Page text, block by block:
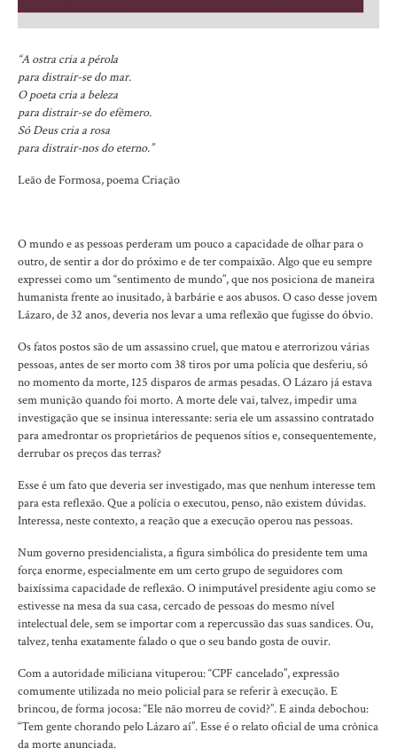
“A ostra cria a pérola
para distrair-se do mar.
O poeta cria a beleza
para distrair-se do efêmero.
Só Deus cria a rosa
para distrair-nos do eterno.”
Leão de Formosa, poema Criação
O mundo e as pessoas perderam um pouco a capacidade de olhar para o
outro, de sentir a dor do próximo e de ter compaixão. Algo que eu sempre
expressei como um “sentimento de mundo”, que nos posiciona de maneira
humanista frente ao inusitado, à barbárie e aos abusos. O caso desse jovem
Lázaro, de 32 anos, deveria nos levar a uma reflexão que fugisse do óbvio.
Os fatos postos são de um assassino cruel, que matou e aterrorizou várias
pessoas, antes de ser morto com 38 tiros por uma polícia que desferiu, só
no momento da morte, 125 disparos de armas pesadas. O Lázaro já estava
sem munição quando foi morto. A morte dele vai, talvez, impedir uma
investigação que se insinua interessante: seria ele um assassino contratado
para amedrontar os proprietários de pequenos sítios e, consequentemente,
derrubar os preços das terras?
Esse é um fato que deveria ser investigado, mas que nenhum interesse tem
para esta reflexão. Que a polícia o executou, penso, não existem dúvidas.
Interessa, neste contexto, a reação que a execução operou nas pessoas.
Num governo presidencialista, a figura simbólica do presidente tem uma
força enorme, especialmente em um certo grupo de seguidores com
baixíssima capacidade de reflexão. O inimputável presidente agiu como se
estivesse na mesa da sua casa, cercado de pessoas do mesmo nível
intelectual dele, sem se importar com a repercussão das suas sandices. Ou,
talvez, tenha exatamente falado o que o seu bando gosta de ouvir.
Com a autoridade miliciana vituperou: “CPF cancelado”, expressão
comumente utilizada no meio policial para se referir à execução. E
brincou, de forma jocosa: “Ele não morreu de covid?”. E ainda debochou:
“Tem gente chorando pelo Lázaro aí”. Esse é o relato oficial de uma crônica
da morte anunciada.